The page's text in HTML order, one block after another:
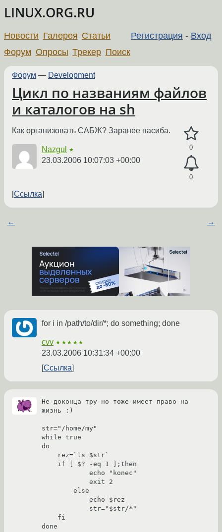
LINUX.ORG.RU
Регистрация - Вход
Новости Галерея Статьи
Форум Опросы Трекер Поиск
Форум — Development
Цикл по названиям файлов
и каталогов на sh
0
0
Как организовать САБЖ? Заранее пасиба.
Nazgul ★
23.03.2006 10:07:03 +00:00
Ссылка
← →
for i in /path/to/dir/*; do something; done
cvv ★★★★★
23.03.2006 10:31:34 +00:00
Ссылка
Не доконца тру но тоже имеет право на
жизнь :)
str="/home/my"
while true
do
done